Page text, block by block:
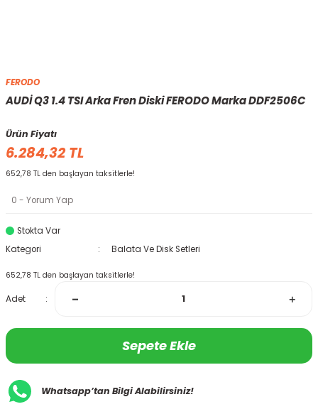
FERODO
AUDİ Q3 1.4 TSI Arka Fren Diski FERODO Marka DDF2506C
Ürün Fiyatı
6.284,32 TL
652,78 TL den başlayan taksitlerle!
0 - Yorum Yap
Stokta Var
Kategori
Balata Ve Disk Setleri
652,78 TL den başlayan taksitlerle!
Adet
Sepete Ekle
Whatsapp’tan Bilgi Alabilirsiniz!